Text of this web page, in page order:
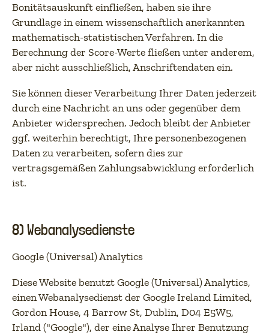
Bonitätsauskunft einfließen, haben sie ihre
Grundlage in einem wissenschaftlich anerkannten
mathematisch-statistischen Verfahren. In die
Berechnung der Score-Werte fließen unter anderem,
aber nicht ausschließlich, Anschriftendaten ein.
Sie können dieser Verarbeitung Ihrer Daten jederzeit
durch eine Nachricht an uns oder gegenüber dem
Anbieter widersprechen. Jedoch bleibt der Anbieter
ggf. weiterhin berechtigt, Ihre personenbezogenen
Daten zu verarbeiten, sofern dies zur
vertragsgemäßen Zahlungsabwicklung erforderlich
ist.
8) Webanalysedienste
Google (Universal) Analytics
Diese Website benutzt Google (Universal) Analytics,
einen Webanalysedienst der Google Ireland Limited,
Gordon House, 4 Barrow St, Dublin, D04 E5W5,
Irland ("Google"), der eine Analyse Ihrer Benutzung